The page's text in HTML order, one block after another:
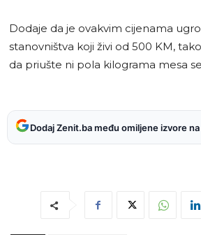
Dodaje da je ovakvim cijenama
stanovništva koji živi od 500 KM,
da priušte ni pola kilograma mesa
Dodaj Zenit.ba među omiljene izvore